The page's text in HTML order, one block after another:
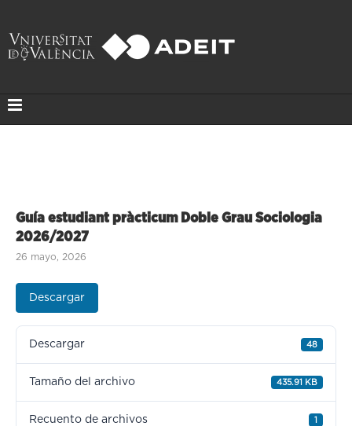
Guía estudiant pràcticum Doble Grau Sociologia
2026/2027
26 mayo, 2026
Descargar
Descargar 48
Tamaño del archivo 435.91 KB
Recuento de archivos 1